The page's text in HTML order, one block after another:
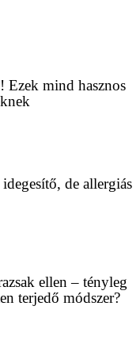
Ezek mind hasznos
de allergiás
ellen – tényleg
terjedő módszer?